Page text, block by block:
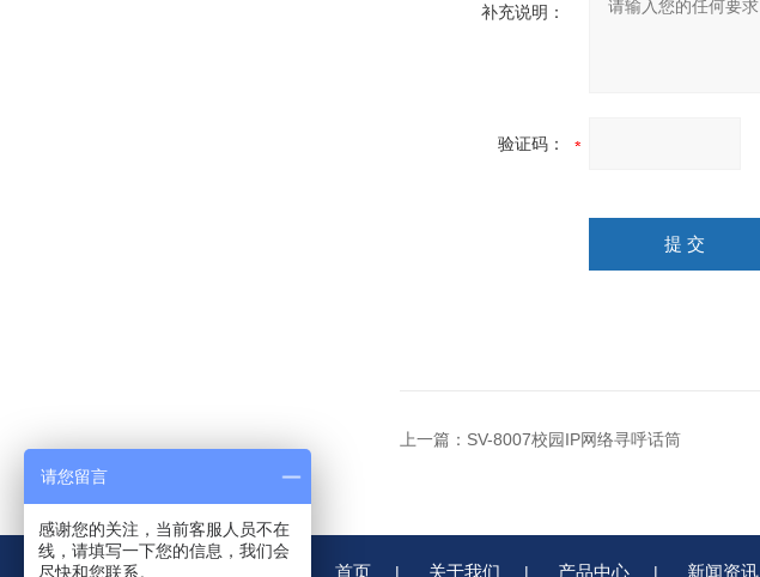
补充说明：
验证码：
上一篇： SV-8007校园IP网络寻呼话筒
首页 | 关于我们 | 产品中心 | 新闻资讯
请您留言
感谢您的关注，当前客服人员不在
线，请填写一下您的信息，我们会
尽快和您联系。